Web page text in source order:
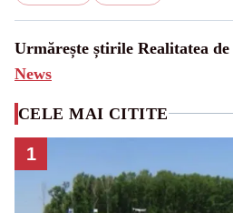
Urmărește știrile Realitatea
News
CELE MAI CITITE
1